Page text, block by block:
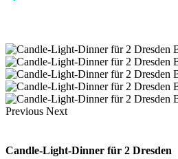
Previous Next
Candle-Light-Dinner für 2 Dresden